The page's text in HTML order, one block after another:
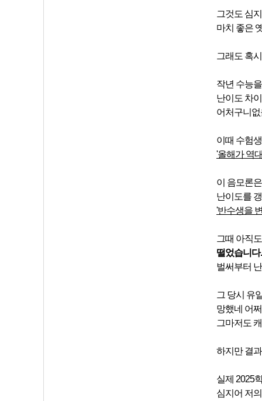
그것도 심
마치 좋은
그래도 혹
작년 수능
난이도 차
어처구니
이때 수험
'올해가 역
이 음모론
난이도를
'반수생을
그때 아직
떨었습니다.
벌써부터
그 당시 유
망했네 어
그마저도
하지만 결
실제 2025
심지어 저